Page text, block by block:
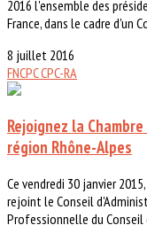
2016 l'ensemble des
France, dans le cadre d'un
8 juillet 2016
FNCPCCPC-RA
Rejoignez la
région Rhône-Alpes
Ce vendredi 30 janvier
rejoint le Conseil
Professionnelle du Conseil